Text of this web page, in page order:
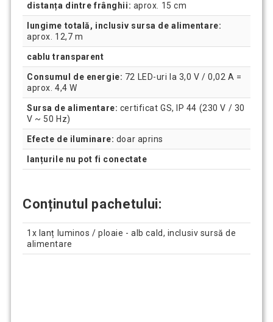
distanța dintre frânghii: aprox. 15 cm
lungime totală, inclusiv sursa de alimentare:
aprox. 12,7 m
cablu transparent
Consumul de energie: 72 LED-uri la 3,0 V / 0,02 A =
aprox. 4,4 W
Sursa de alimentare: certificat GS, IP 44 (230 V / 30
V ~ 50 Hz)
Efecte de iluminare: doar aprins
lanțurile nu pot fi conectate
Conținutul pachetului:
1x lanț luminos / ploaie - alb cald, inclusiv sursă de
alimentare